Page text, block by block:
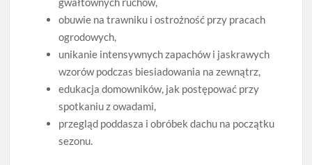
obuwie na trawniku i ostrożność przy pracach
ogrodowych,
unikanie intensywnych zapachów i jaskrawych
wzorów podczas biesiadowania na zewnątrz,
edukacja domowników, jak postępować przy
spotkaniu z owadami,
przegląd poddasza i obróbek dachu na początku
sezonu.